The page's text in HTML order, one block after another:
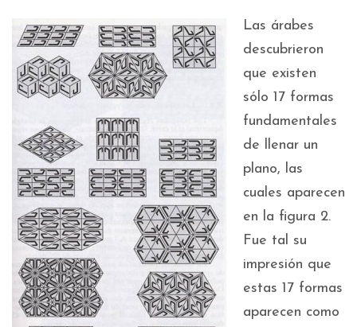
Las árabes
descubrieron
que existen
sólo 17 formas
fundamentales
de llenar un
plano, las
cuales aparecen
en la figura 2.
Fue tal su
impresión que
estas 17 formas
aparecen como